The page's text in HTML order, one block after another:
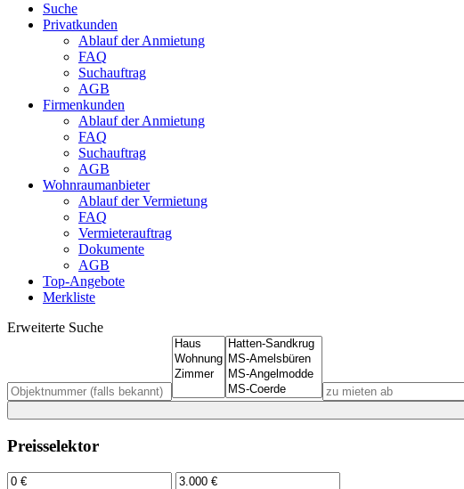
Suche
Privatkunden
Ablauf der Anmietung
FAQ
Suchauftrag
AGB
Firmenkunden
Ablauf der Anmietung
FAQ
Suchauftrag
AGB
Wohnraumanbieter
Ablauf der Vermietung
FAQ
Vermieterauftrag
Dokumente
AGB
Top-Angebote
Merkliste
Erweiterte Suche
Preisselektor